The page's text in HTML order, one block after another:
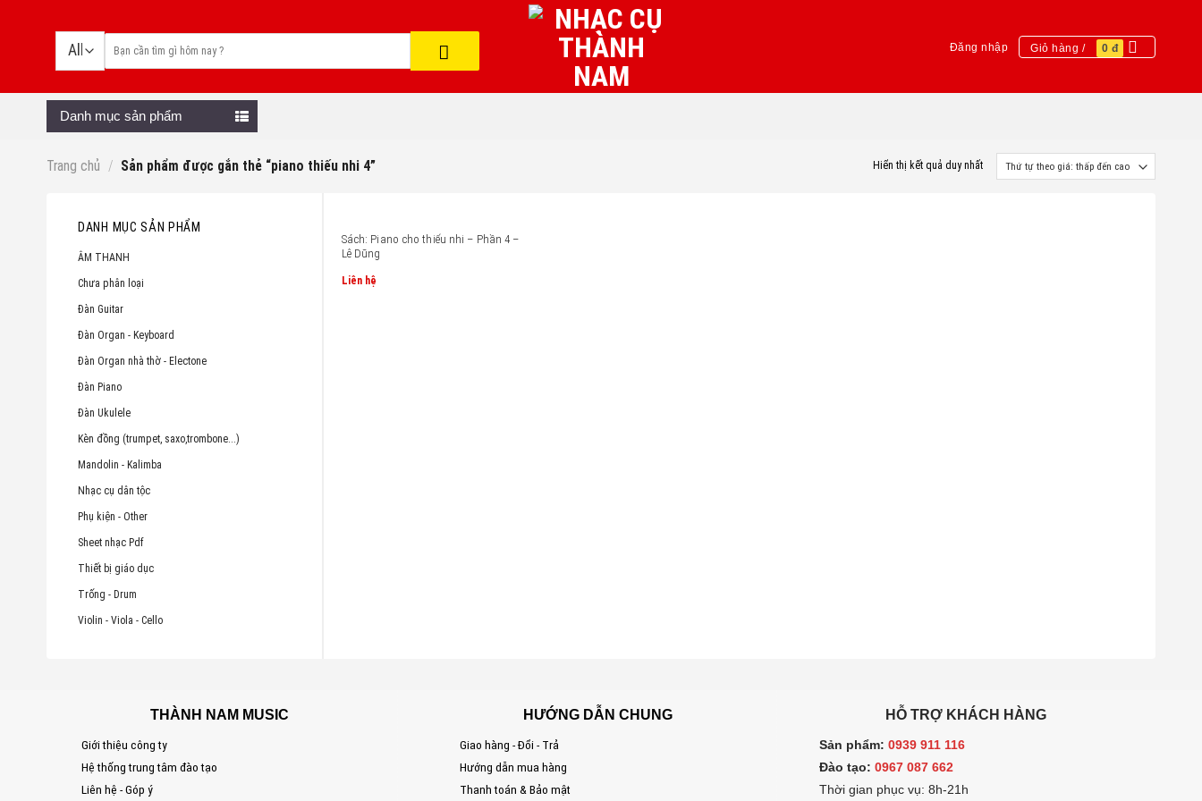
Đăng nhập Giỏ hàng / 0 đ
Danh mục sản phẩm
Trang chủ / Sản phẩm được gắn thẻ “piano thiếu nhi 4” Hiển thị kết quả duy nhất
DANH MỤC SẢN PHẨM
ÂM THANH
Chưa phân loại
Đàn Guitar
Đàn Organ - Keyboard
Đàn Organ nhà thờ - Electone
Đàn Piano
Đàn Ukulele
Kèn đồng (trumpet, saxo,trombone...)
Mandolin - Kalimba
Nhạc cụ dân tộc
Phụ kiện - Other
Sheet nhạc Pdf
Thiết bị giáo dục
Trống - Drum
Violin - Viola - Cello
Sách: Piano cho thiếu nhi – Phần 4 –
Lê Dũng
Liên hệ
THÀNH NAM MUSIC
Giới thiệu công ty
Hệ thống trung tâm đào tạo
Liên hệ - Góp ý
HƯỚNG DẪN CHUNG
Giao hàng - Đổi - Trả
Hướng dẫn mua hàng
Thanh toán & Bảo mật
HỖ TRỢ KHÁCH HÀNG
Sản phẩm: 0939 911 116
Đào tạo: 0967 087 662
Thời gian phục vụ: 8h-21h